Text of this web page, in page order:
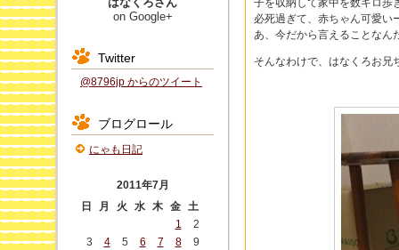
子を収納して家中を数キロ歩
必死過ぎて、赤ちゃん可愛い
あ、今だから言えることなん
そんなわけで、はなくろお兄
on Google+
Twitter
@8796jp からのツイート
ブログロール
にゃも日記
2011年7月
日
月 火 水 木 金 土
1
2
3
4 5 6 7 8
9